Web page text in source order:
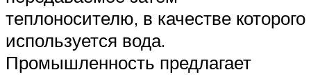
теплоносителю, в качестве которого
используется вода.
Промышленность предлагает